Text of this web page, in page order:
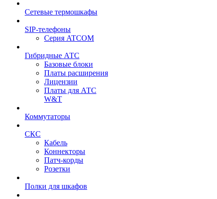
Сетевые термошкафы
SIP-телефоны
Серия ATCOM
Гибридные АТС
Базовые блоки
Платы расширения
Лицензии
Платы для АТС
W&T
Коммутаторы
СКС
Кабель
Коннекторы
Патч-корды
Розетки
Полки для шкафов